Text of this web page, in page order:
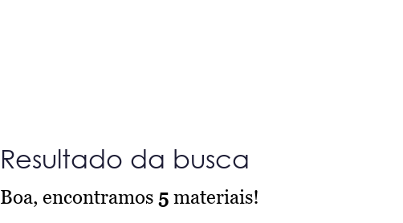
Resultado da busca
Boa, encontramos 5materiais!